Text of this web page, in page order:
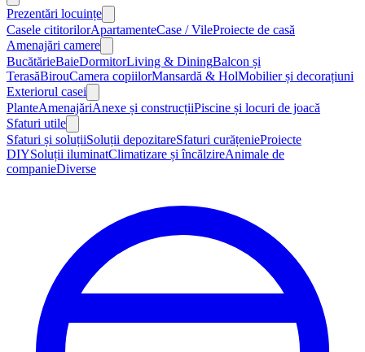
Prezentări locuințe
Casele cititorilorApartamenteCase / VileProiecte de casă
Amenajări camere
BucătărieBaieDormitorLiving & DiningBalcon și
TerasăBirouCamera copiilorMansardă & HolMobilier și decorațiuni
Exteriorul casei
PlanteAmenajăriAnexe și construcțiiPiscine și locuri de joacă
Sfaturi utile
Sfaturi și soluțiiSoluții depozitareSfaturi curățenieProiecte
DIYSoluții iluminatClimatizare și încălzireAnimale de
companieDiverse